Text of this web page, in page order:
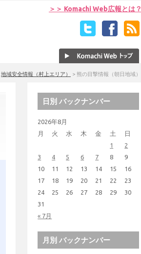
＞＞ Komachi Web広報とは？
地域安全情報（村上エリア） > 熊の目撃情報（朝日地域）
日別 バックナンバー
2026年8月
月
火 水 木 金 土 日
« 7月
1
2
3
4 5 6 7 8
9
10
11 12 13 14 15
16
17
18 19 20 21 22
23
24
25 26 27 28 29
30
31
月別 バックナンバー